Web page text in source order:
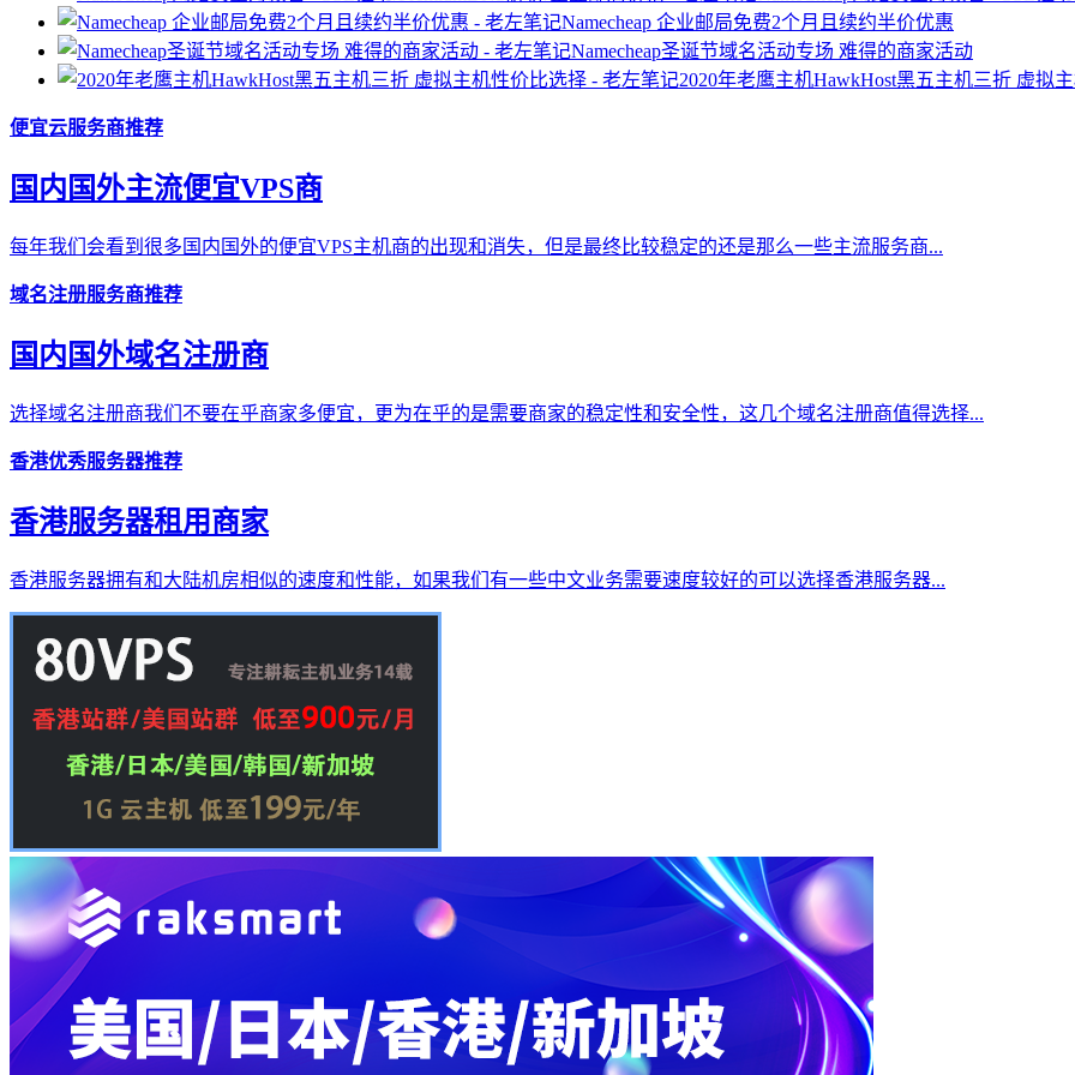
Namecheap 企业邮局免费2个月且续约半价优惠
Namecheap圣诞节域名活动专场 难得的商家活动
2020年老鹰主机HawkHost黑五主机三折 虚拟
便宜云服务商推荐
国内国外主流便宜VPS商
每年我们会看到很多国内国外的便宜VPS主机商的出现和消失，但是最终比较稳定的还是那么一些主流服务商...
域名注册服务商推荐
国内国外域名注册商
选择域名注册商我们不要在乎商家多便宜，更为在乎的是需要商家的稳定性和安全性，这几个域名注册商值得选择...
香港优秀服务器推荐
香港服务器租用商家
香港服务器拥有和大陆机房相似的速度和性能，如果我们有一些中文业务需要速度较好的可以选择香港服务器...